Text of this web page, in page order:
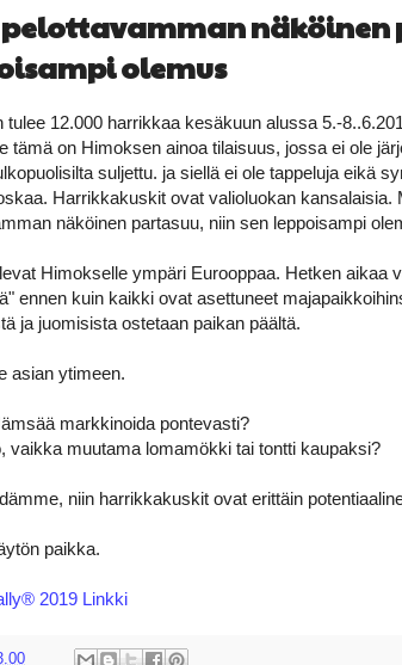
näköinen
olemus
tulee 12.000 harrikkaa kesäkuun alussa 5.-
tämä on Himoksen ainoa tilaisuus, jossa ei ole
suljettu. ja siellä ei ole tappeluja eikä
Harrikkakuskit ovat valioluokan kansalaisia.
näköinen partasuu, niin sen leppoisampi
Himokselle ympäri Eurooppaa. Hetken aikaa
ennen kuin kaikki ovat asettuneet
ja juomisista ostetaan paikan päältä.
asian ytimeen.
markkinoida pontevasti?
vaikka muutama lomamökki tai tontti kaupaksi?
niin harrikkakuskit ovat erittäin
paikka.
2019 Linkki